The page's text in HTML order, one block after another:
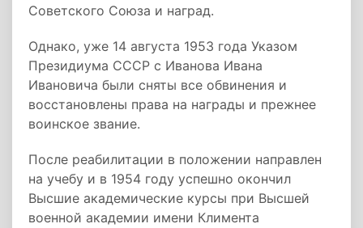
Советского Союза и наград.
Однако, уже 14 августа 1953 года Указом
Президиума СССР с Иванова Ивана
Ивановича были сняты все обвинения и
восстановлены права на награды и прежнее
воинское звание.
После реабилитации в положении направлен
на учебу и в 1954 году успешно окончил
Высшие академические курсы при Высшей
военной академии имени Климента